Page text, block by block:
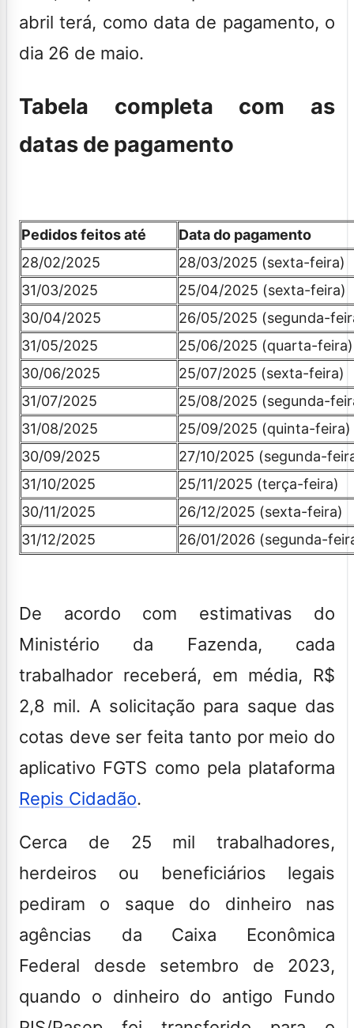
abril terá, como data de pagamento, o
dia 26 de maio.
Tabela completa com as
datas de pagamento
Pedidos feitos até
Data do pagamento
28/02/2025
28/03/2025 (sexta-feira)
31/03/2025
25/04/2025 (sexta-feira)
30/04/2025
26/05/2025 (segunda-
31/05/2025
25/06/2025 (quarta-feira)
30/06/2025
25/07/2025 (sexta-feira)
31/07/2025
25/08/2025 (segunda-
31/08/2025
25/09/2025 (quinta-feira)
30/09/2025
27/10/2025 (segunda-
31/10/2025
25/11/2025 (terça-feira)
30/11/2025
26/12/2025 (sexta-feira)
31/12/2025
26/01/2026 (segunda-
De acordo com estimativas do
Ministério da Fazenda, cada
trabalhador receberá, em média, R$
2,8 mil. A solicitação para saque das
cotas deve ser feita tanto por meio do
aplicativo FGTS como pela plataforma
Repis Cidadão.
Cerca de 25 mil trabalhadores,
herdeiros ou beneficiários legais
pediram o saque do dinheiro nas
agências da Caixa Econômica
Federal desde setembro de 2023,
quando o dinheiro do antigo Fundo